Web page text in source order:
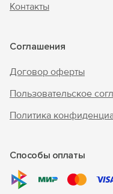
Контакты
Соглашения
Договор оферты
Пользовательское
Политика
Способы оплаты